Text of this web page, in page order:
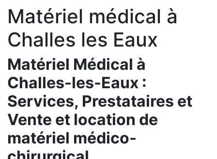
Matériel médical à
Challes les Eaux
Matériel Médical à
Challes-les-Eaux :
Services, Prestataires et
Vente et location de
matériel médico-